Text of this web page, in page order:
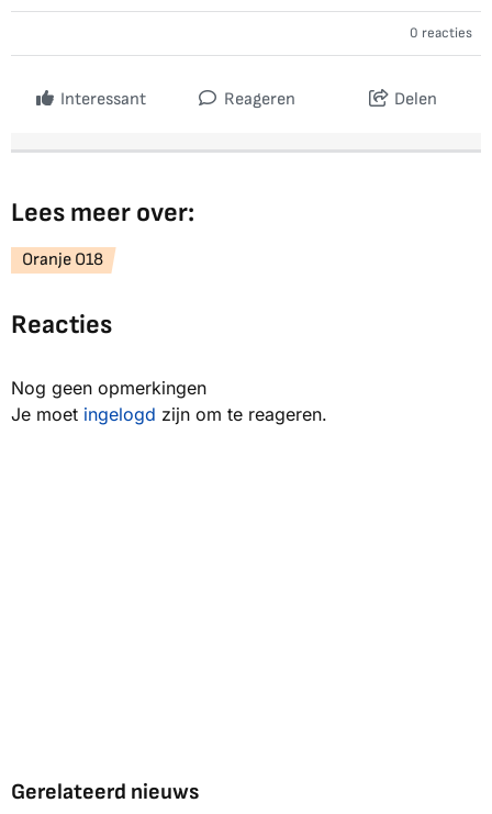
0 reacties
Interessant Reageren Delen
Lees meer over:
Oranje O18
Reacties
Nog geen opmerkingen
Je moet ingelogd zijn om te reageren.
Gerelateerd nieuws